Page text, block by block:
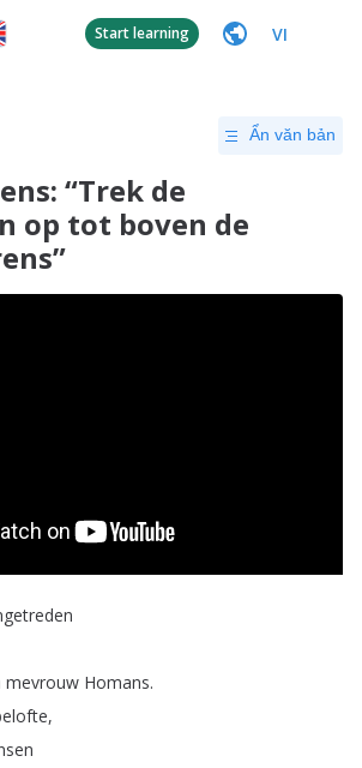
Start learning VI
Ẩn văn bản
“Trek de
op tot boven de
mevrouw Homans.
,